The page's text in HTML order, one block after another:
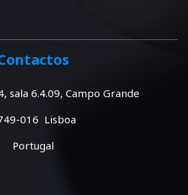
sala 6.4.09, Campo Grande
016 Lisboa
Portugal